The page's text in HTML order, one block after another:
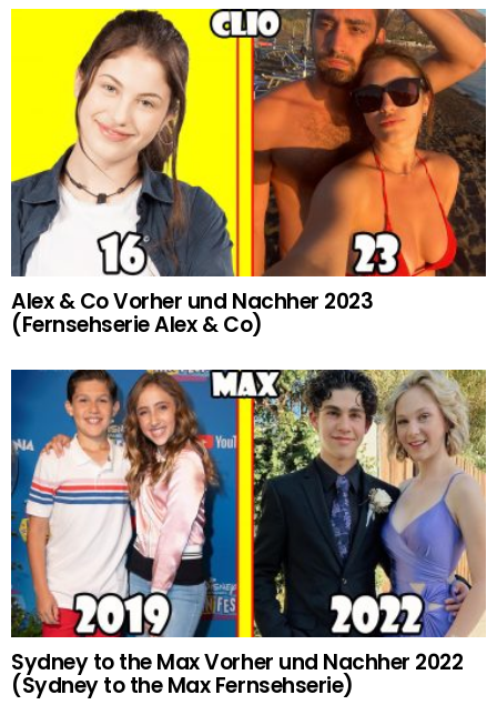
Alex & Co Vorher und Nachher 2023
(Fernsehserie Alex & Co)
Sydney to the Max Vorher und Nachher 2022
(Sydney to the Max Fernsehserie)